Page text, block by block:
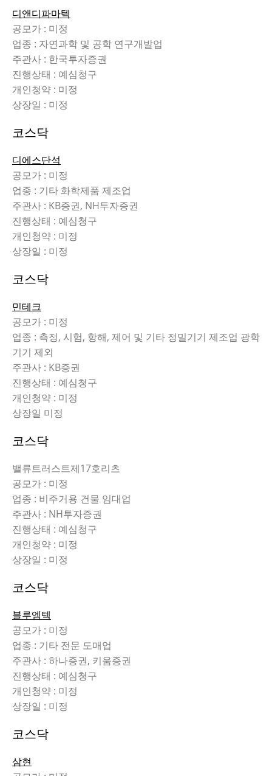
디앤디파마텍
공모가 : 미정
업종 : 자연과학 및 공학 연구개발업
주관사 : 한국투자증권
진행상태 : 예심청구
개인청약 : 미정
상장일 : 미정
코스닥
디에스단석
공모가 : 미정
업종 : 기타 화학제품 제조업
주관사 : KB증권, NH투자증권
진행상태 : 예심청구
개인청약 : 미정
상장일 : 미정
코스닥
민테크
공모가 : 미정
업종 : 측정, 시험, 항해, 제어 및 기타 정밀기기 제조업 광학
기기 제외
주관사 : KB증권
진행상태 : 예심청구
개인청약 : 미정
상장일 미정
코스닥
밸류트러스트제17호리츠
공모가 : 미정
업종 : 비주거용 건물 임대업
주관사 : NH투자증권
진행상태 : 예심청구
개인청약 : 미정
상장일 : 미정
코스닥
블루엠텍
공모가 : 미정
업종 : 기타 전문 도매업
주관사 : 하나증권, 키움증권
진행상태 : 예심청구
개인청약 : 미정
상장일 : 미정
코스닥
삼현